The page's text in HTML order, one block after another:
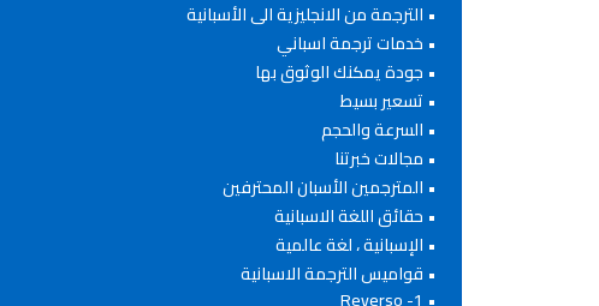
الترجمة من الانجليزية الى الأسبانية
خدمات ترجمة اسباني
جودة يمكنك الوثوق بها
تسعير بسيط
السرعة والحجم
مجالات خبرتنا
المترجمين الأسبان المحترفين
حقائق اللغة الاسبانية
الإسبانية ، لغة عالمية
قواميس الترجمة الاسبانية